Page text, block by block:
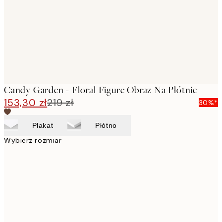
Candy Garden - Floral Figure Obraz Na Płótnie
153,30 zł219 zł 30%*
Plakat Płótno
Wybierz rozmiar